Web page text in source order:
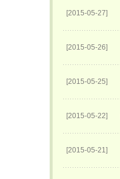
[2015-05-27]
[2015-05-26]
[2015-05-25]
[2015-05-22]
[2015-05-21]